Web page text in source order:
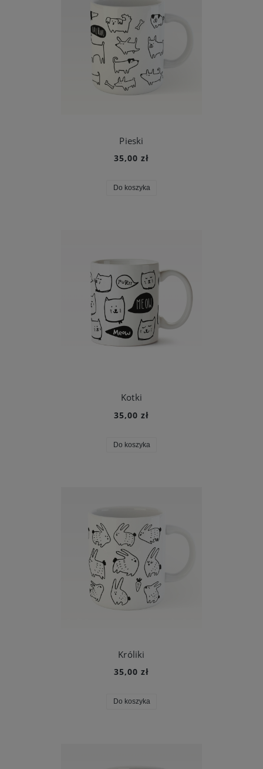
Pieski
35,00 zł
Do koszyka
Kotki
35,00 zł
Do koszyka
Króliki
35,00 zł
Do koszyka